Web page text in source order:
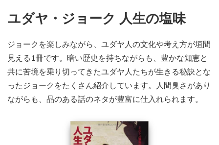
ユダヤ・ジョーク 人生の塩味
ジョークを楽しみながら、ユダヤ人の文化や考え方が垣間
見える1冊です。暗い歴史を持ちながらも、豊かな知恵と
共に苦境を乗り切ってきたユダヤ人たちが生きる秘訣とな
ったジョークをたくさん紹介しています。人間臭さがあり
ながらも、品のある話のネタが豊富に仕入れられます。